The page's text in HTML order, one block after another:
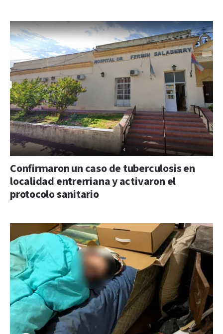
Confirmaron un caso de tuberculosis en
localidad entrerriana y activaron el
protocolo sanitario